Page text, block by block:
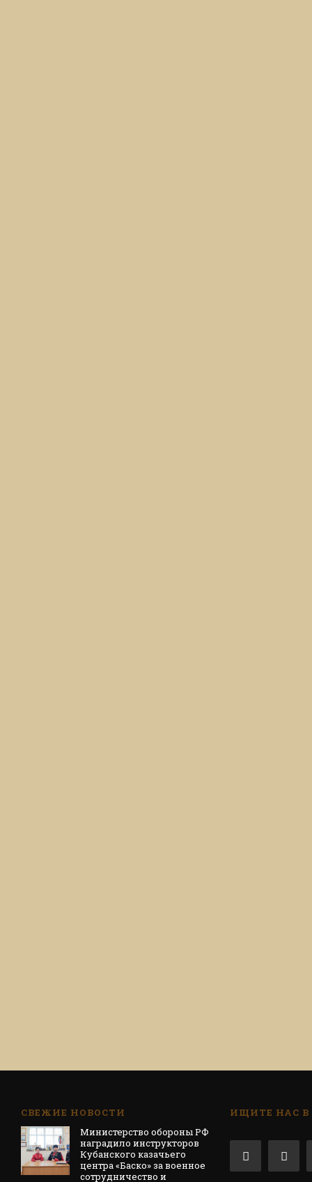
СВЕЖИЕ НОВОСТИ
Министерство обороны РФ
наградило инструкторов
Кубанского казачьего
центра «Баско» за военное
сотрудничество и
ИЩИТЕ НАС В